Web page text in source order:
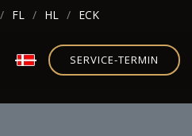
FL HL ECK
SERVICE-TERMIN